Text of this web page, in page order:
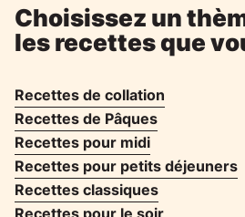
Choisissez un
les recettes que
Recettes de collation
Recettes de Pâques
Recettes pour midi
Recettes pour petits déjeuners
Recettes classiques